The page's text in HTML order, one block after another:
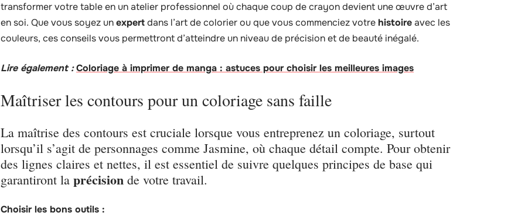
transformer votre table en un atelier professionnel où chaque coup de crayon devient une œuvre d’art
en soi. Que vous soyez unexpertdans l’art de colorier ou que vous commenciez votrehistoireavec les
couleurs, ces conseils vous permettront d’atteindre un niveau de précision et de beauté inégalé.
Lire également :Coloriage à imprimer de manga : astuces pour choisir les meilleures images
Maîtriser les contours pour un coloriage sans faille
La maîtrise des contours est cruciale lorsque vous entreprenez un coloriage, surtout
lorsqu’il s’agit de personnages comme Jasmine, où chaque détail compte. Pour obtenir
des lignes claires et nettes, il est essentiel de suivre quelques principes de base qui
garantiront la précision de votre travail.
Choisir les bons outils :